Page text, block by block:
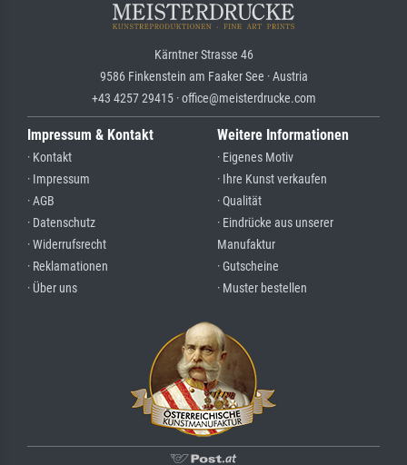
Kärntner Strasse 46
9586 Finkenstein am Faaker See · Austria
+43 4257 29415 · office@meisterdrucke.com
Impressum & Kontakt
· Kontakt
· Impressum
· AGB
· Datenschutz
· Widerrufsrecht
· Reklamationen
· Über uns
Weitere Informationen
· Eigenes Motiv
· Ihre Kunst verkaufen
· Qualität
· Eindrücke aus unserer
Manufaktur
· Gutscheine
· Muster bestellen